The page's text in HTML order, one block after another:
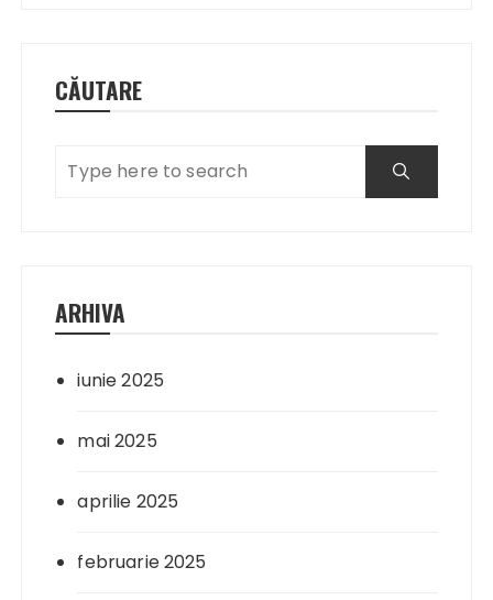
CĂUTARE
ARHIVA
iunie 2025
mai 2025
aprilie 2025
februarie 2025